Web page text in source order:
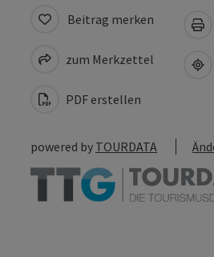
Beitrag merken
zum Merkzettel
PDF erstellen
powered by TOURDATA